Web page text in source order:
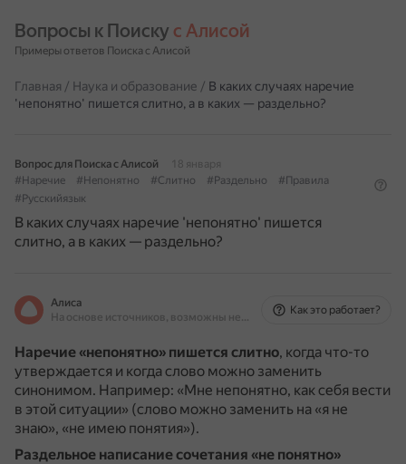
Вопросы к Поиску с Алисой
Примеры ответов Поиска с Алисой
Главная / Наука и образование / В каких случаях наречие
'непонятно' пишется слитно, а в каких — раздельно?
Вопрос для Поиска с Алисой
18 января
#Наречие
#Непонятно #Слитно #Раздельно
#Правила
#Русскийязык
В каких случаях наречие 'непонятно' пишется
слитно, а в каких — раздельно?
Алиса
На основе источников, возможны неточности
Как это работает?
Наречие «непонятно» пишется слитно, когда что-то
утверждается и когда слово можно заменить
синонимом. Например: «Мне непонятно, как себя вести
в этой ситуации» (слово можно заменить на «я не
знаю», «не имею понятия»).
Раздельное написаниесочетания «не понятно»